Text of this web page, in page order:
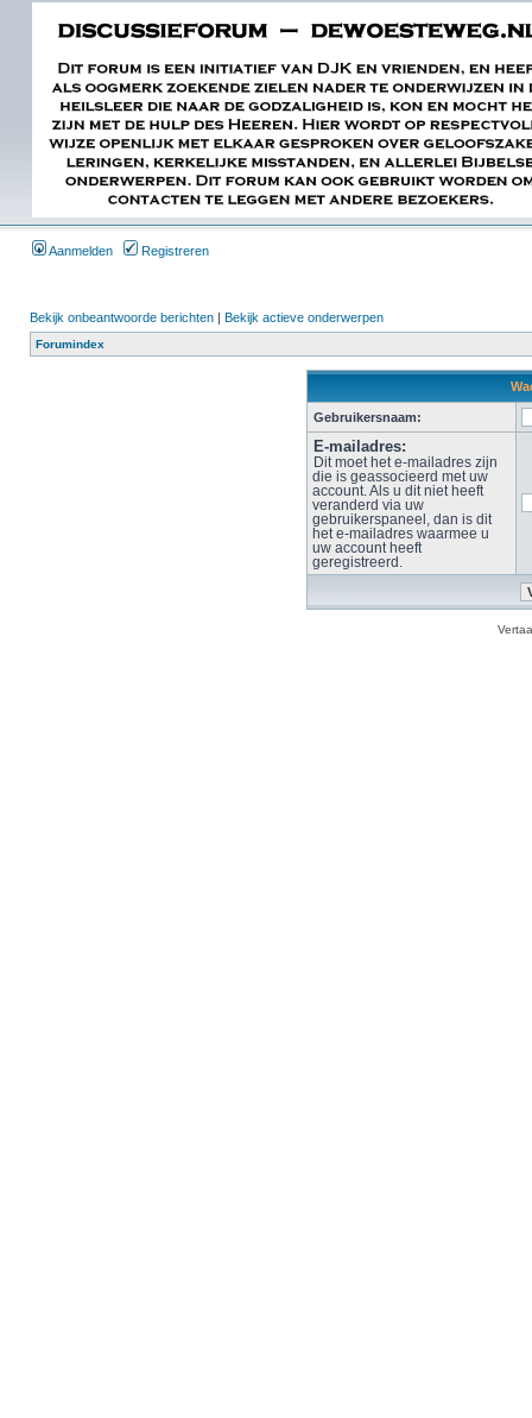
Aanmelden Registreren
Bekijk onbeantwoorde berichten | Bekijk actieve onderwerpen
Forumindex
Gebruikersnaam:
E-mailadres:
Dit moet het e-mailadres zijn
die is geassocieerd met uw
account. Als u dit niet heeft
veranderd via uw
gebruikerspaneel, dan is dit
het e-mailadres waarmee u
uw account heeft
geregistreerd.